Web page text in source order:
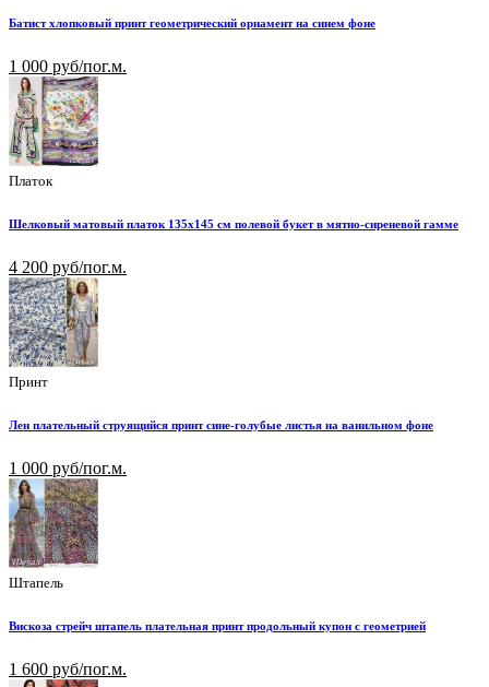
Батист хлопковый принт геометрический орнамент на синем фоне
1 000 руб/пог.м.
Платок
Шелковый матовый платок 135х145 см полевой букет в мятно-сиреневой гамме
4 200 руб/пог.м.
Принт
Лен плательный струящийся принт сине-голубые листья на ванильном фоне
1 000 руб/пог.м.
Штапель
Вискоза стрейч штапель плательная принт продольный купон с геометрией
1 600 руб/пог.м.